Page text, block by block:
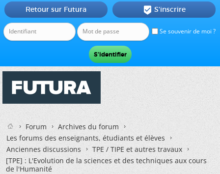
Se souvenir de moi ?
Retour sur Futura  S'inscrire
Forum
Archives du forum
Les forums des enseignants, étudiants et élèves
Anciennes discussions
TPE / TIPE et autres travaux
[TPE] : L'Evolution de la sciences et des techniques aux cours
de l'Humanité